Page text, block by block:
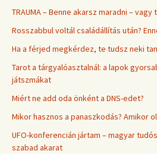
TRAUMA – Benne akarsz maradni – vagy
Rosszabbul voltál családállítás után?
Ha a férjed megkérdez, te tudsz neki
Tarot a tárgyalóasztalnál: a lapok
játszmákat
Miért ne add oda önként a DNS-edet?
Mikor hasznos a panaszkodás? Amikor
UFO-konferencián jártam – magyar
szabad akarat